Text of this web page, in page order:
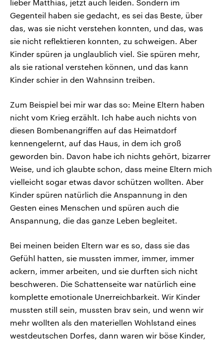
lieber Matthias, jetzt auch leiden. Sondern im
Gegenteil haben sie gedacht, es sei das Beste, über
das, was sie nicht verstehen konnten, und das, was
sie nicht reflektieren konnten, zu schweigen. Aber
Kinder spüren ja unglaublich viel. Sie spüren mehr,
als sie rational verstehen können, und das kann
Kinder schier in den Wahnsinn treiben.
Zum Beispiel bei mir war das so: Meine Eltern haben
nicht vom Krieg erzählt. Ich habe auch nichts von
diesen Bombenangriffen auf das Heimatdorf
kennengelernt, auf das Haus, in dem ich groß
geworden bin. Davon habe ich nichts gehört, bizarrer
Weise, und ich glaubte schon, dass meine Eltern mich
vielleicht sogar etwas davor schützen wollten. Aber
Kinder spüren natürlich die Anspannung in den
Gesten eines Menschen und spüren auch die
Anspannung, die das ganze Leben begleitet.
Bei meinen beiden Eltern war es so, dass sie das
Gefühl hatten, sie mussten immer, immer, immer
ackern, immer arbeiten, und sie durften sich nicht
beschweren. Die Schattenseite war natürlich eine
komplette emotionale Unerreichbarkeit. Wir Kinder
mussten still sein, mussten brav sein, und wenn wir
mehr wollten als den materiellen Wohlstand eines
westdeutschen Dorfes, dann waren wir böse Kinder,